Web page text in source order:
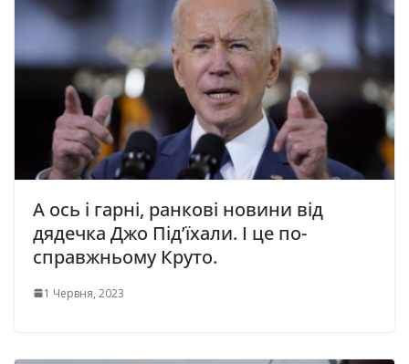
А ось і гарні, ранкові новини від
дядечка Джо Під’їхали. І це по-
справжньому Круто.
1 Червня, 2023